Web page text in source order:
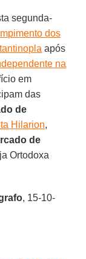
segunda-
dos
após
na
em
das
de
Hilarion,
de
Ortodoxa
, 15-10-